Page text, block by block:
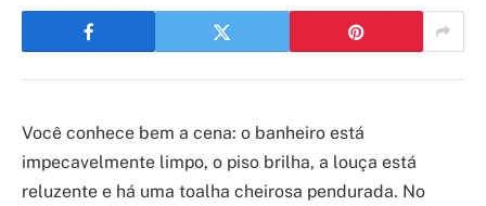
Você conhece bem a cena: o banheiro está
impecavelmente limpo, o piso brilha, a louça está
reluzente e há uma toalha cheirosa pendurada. No